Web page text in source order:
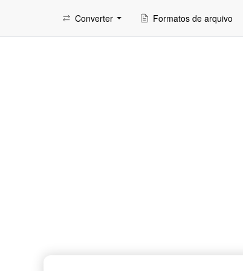
Converter Formatos de arquivo